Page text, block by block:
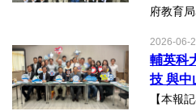
府教育
光」創
科建教
名。李
及越南
2026-06-
輔英科
技 與中
生態圈
【本報